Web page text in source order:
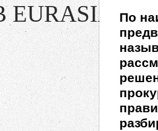
По